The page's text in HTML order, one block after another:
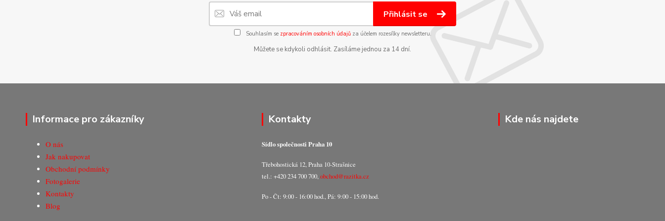
Přihlásit se
Souhlasím se zpracováním osobních údajůza účelem rozesílky newsletteru.
Můžete se kdykoli odhlásit. Zasíláme jednou za 14 dní.
Informace pro zákazníky
O nás
Jak nakupovat
Obchodní podmínky
Fotogalerie
Kontakty
Blog
Kontakty
Sídlo společnosti Praha 10
Třebohostická 12, Praha 10-Strašnice
tel.: +420 234 700 700,obchod@razitka.cz
Po - Čt: 9:00 - 16:00 hod., Pá: 9:00 - 15:00 hod.
Kde nás najdete